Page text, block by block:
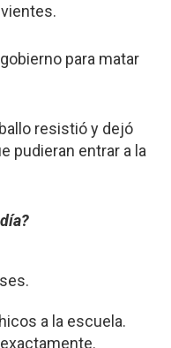
para matar
resistió y dejó
pudieran entrar a la
a la escuela.